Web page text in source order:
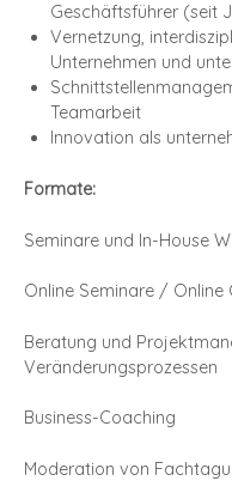
Geschäftsführer (seit
Vernetzung,
Unternehmen und
Teamarbeit
Innovation als
Formate:
Seminare und In-House
Online Seminare / Online
Beratung und
Veränderungsprozessen
Business-Coaching
Moderation von